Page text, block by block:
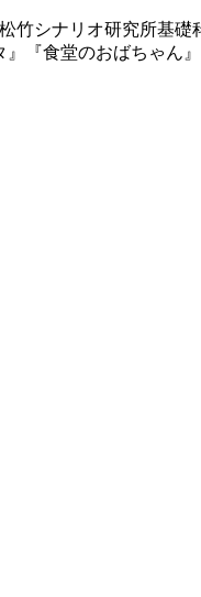
シナリオ研究所基
『食堂のおばちゃ